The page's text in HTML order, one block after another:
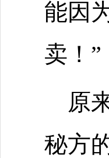
能因
卖！”
原
秘方